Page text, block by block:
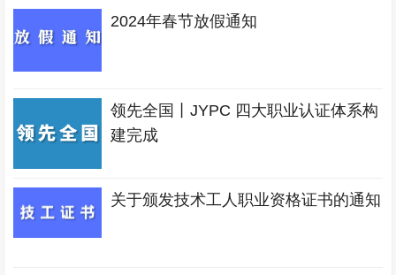
2024年春节放假通知
领先全国丨JYPC 四大职业认证体系构
建完成
关于颁发技术工人职业资格证书的通知